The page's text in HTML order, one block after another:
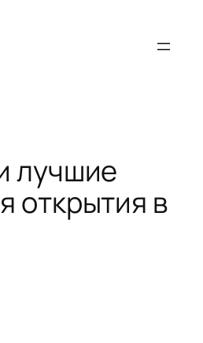
лучшие
открытия в